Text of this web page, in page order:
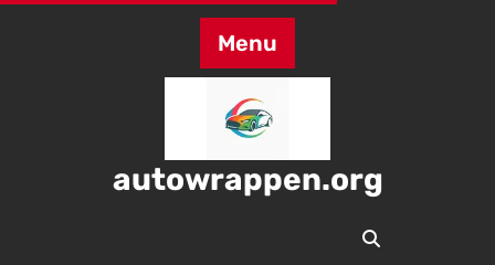
Skip
Menu
autowrappen.org